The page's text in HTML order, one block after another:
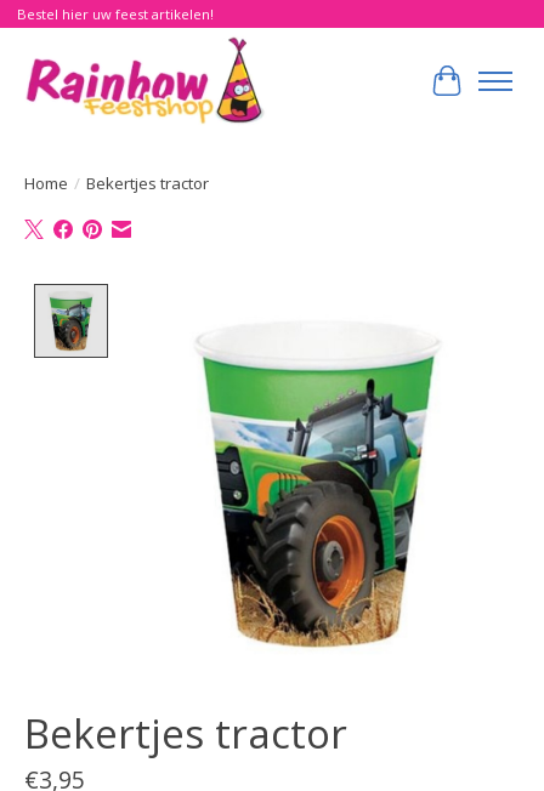
Bestel hier uw feest artikelen!
Home / Bekertjes tractor
Bekertjes tractor
€3,95